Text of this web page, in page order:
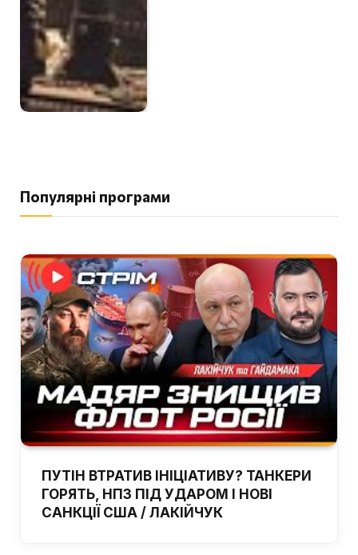
Популярні програми
ПУТІН ВТРАТИВ ІНІЦІАТИВУ? ТАНКЕРИ
ГОРЯТЬ, НПЗ ПІД УДАРОМ І НОВІ
САНКЦІЇ США / ЛАКІЙЧУК